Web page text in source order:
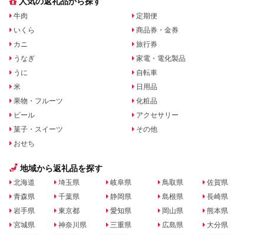
牛肉
いくら
カニ
うなぎ
うに
米
果物・フルーツ
ビール
菓子・スイーツ
おせち
定期便
商品券・金券
旅行券
家電・電化製品
自転車
日用品
化粧品
アクセサリー
その他
地域から返礼品を探す
北海道
青森県
岩手県
宮城県
埼玉県
千葉県
東京都
神奈川県
岐阜県
静岡県
愛知県
三重県
鳥取県
島根県
岡山県
広島県
佐賀県
長崎県
熊本県
大分県